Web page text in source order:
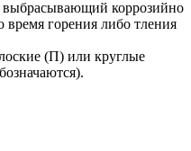
коррозийно
время горения либо тления
(П) или круглые